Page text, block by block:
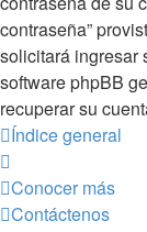
contraseña”
solicitará ingresar
software phpBB
recuperar su
Índice general
Conocer más
Contáctenos